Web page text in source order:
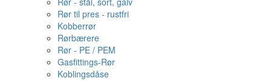
Rør til pres - rustfri
Kobberrør
Rørbærere
Rør - PE / PEM
Gasfittings-Rør
Koblingsdåse